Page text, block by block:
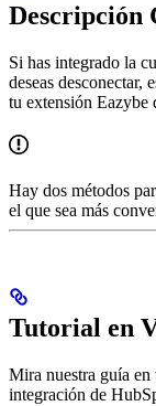
Descripción
Si has integrado la
deseas desconectar,
tu extensión Eazybe
Hay dos métodos
el que sea más
Tutorial en
Mira nuestra guía en
integración de